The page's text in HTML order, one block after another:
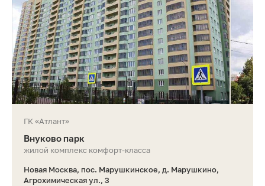
ГК «Атлант»
Внуково парк
жилой комплекс комфорт-класса
Новая Москва, пос. Марушкинское, д. Марушкино,
Агрохимическая ул., 3